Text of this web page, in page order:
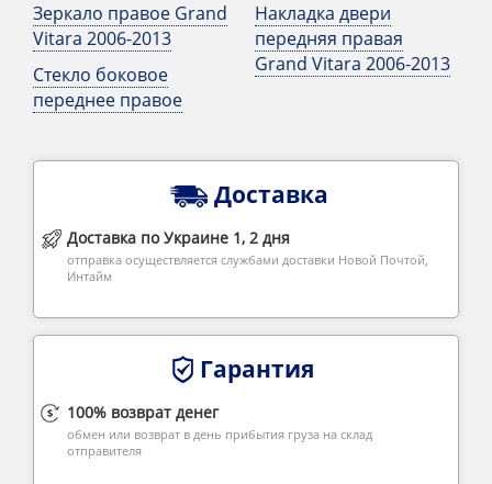
Зеркало правое Grand
Vitara 2006-2013
Стекло боковое
переднее правое
Накладка двери
передняя правая
Grand Vitara 2006-2013
Доставка
Доставка по Украине 1, 2 дня
отправка осуществляется службами доставки Новой Почтой,
Интайм
Гарантия
100% возврат денег
обмен или возврат в день прибытия груза на склад
отправителя